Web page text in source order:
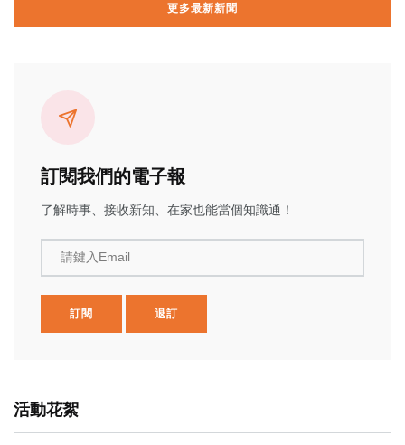
更多最新新聞
訂閱我們的電子報
了解時事、接收新知、在家也能當個知識通！
請鍵入Email
訂閱 退訂
活動花絮